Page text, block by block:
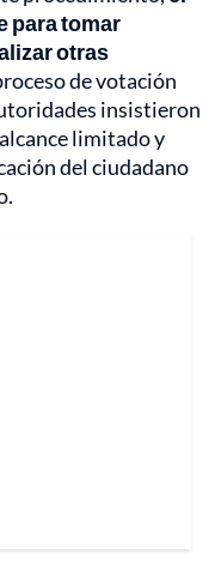
para tomar
otras
de votación
insistieron
limitado y
del ciudadano